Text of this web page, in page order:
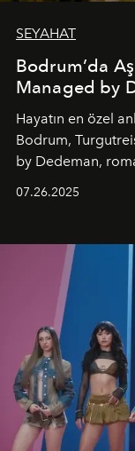
SEYAHAT
Bodrum’da
Managed by
Hayatın en özel
Bodrum,
by Dedeman,
07.26.2025